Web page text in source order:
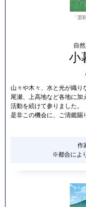
「栗
自
小
山々や木々、水と光が織り
尾瀬、上高地など各地に
活動を続けて参りました。
是非この機会に、ご清鑑賜
作
※都合によ